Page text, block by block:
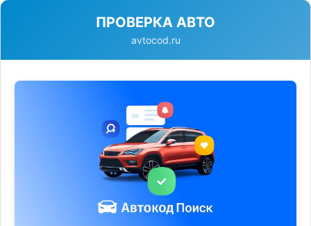
ПРОВЕРКА АВТО
avtocod.ru